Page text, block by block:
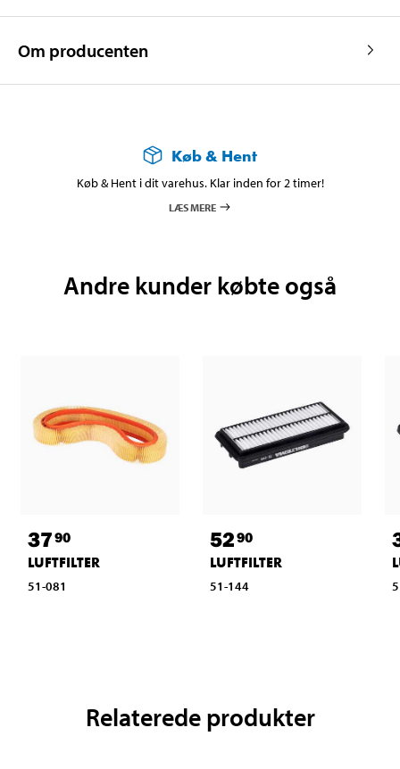
Om producenten
Køb & Hent
Køb & Hent i dit varehus. Klar inden for 2 timer!
LÆS MERE
Andre kunder købte også
3790
LUFTFILTER
51-081
5290
LUFTFILTER
51-144
Relaterede produkter